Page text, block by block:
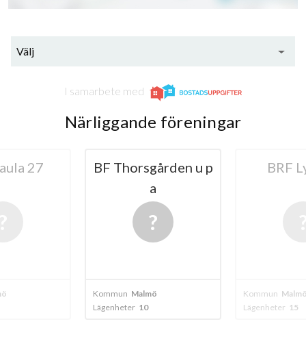
Välj
I samarbete med
Närliggande föreningar
27
BF Thorsgården u p
a
Kommun Malmö
Lägenheter 10
BRF
Kommun
Lägenheter 15